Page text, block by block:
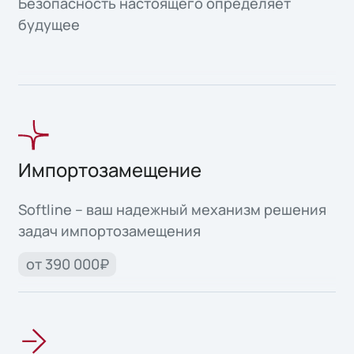
будущее
Импортозамещение
Softline – ваш надежный механизм решения
задач импортозамещения
от 390 000₽